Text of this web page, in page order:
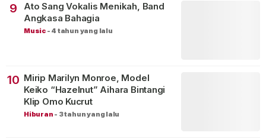
9
Ato Sang Vokalis Menikah, Band
Angkasa Bahagia
Music - 4 tahun yang lalu
10 Mirip Marilyn Monroe, Model
Keiko “Hazelnut” Aihara Bintangi
Klip Omo Kucrut
Hiburan - 3 tahun yang lalu